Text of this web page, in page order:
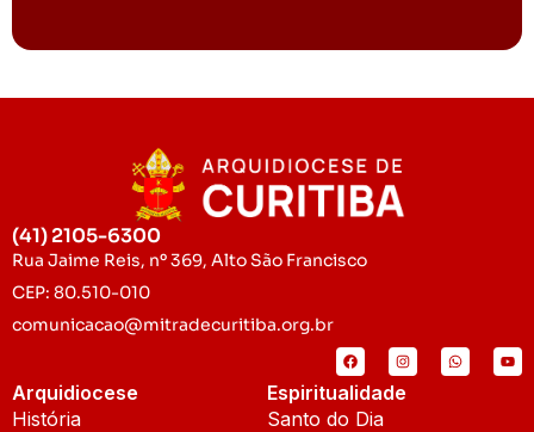
(41) 2105-6300
Rua Jaime Reis, nº 369, Alto São Francisco
CEP: 80.510-010
comunicacao@mitradecuritiba.org.br
Arquidiocese
História
Espiritualidade
Santo do Dia